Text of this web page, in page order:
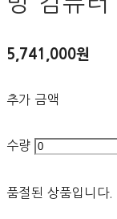
5,741,000원
추가 금액
수량
품절된 상품입니다.